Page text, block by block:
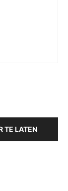
TE LATEN